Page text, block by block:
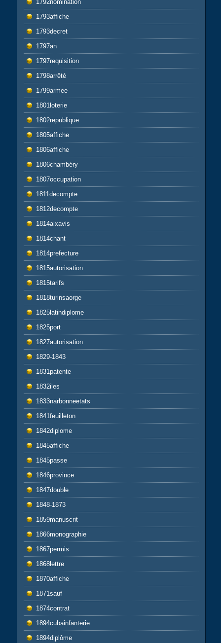
1792nomination
1793affiche
1793decret
1797an
1797requisition
1798arrêté
1799armee
1801loterie
1802republique
1805affiche
1806affiche
1806chambéry
1807occupation
1811decompte
1812decompte
1814aixavis
1814chant
1814prefecture
1815autorisation
1815tarifs
1818turinsaorge
1825latindiplome
1825port
1827autorisation
1829-1843
1831patente
1832iles
1833narbonneetats
1841feuilleton
1842diplome
1845affiche
1845passe
1846province
1847double
1848-1873
1859manuscrit
1866monographie
1867permis
1868lettre
1870affiche
1871sauf
1874contrat
1894cubainfanterie
1894diplôme